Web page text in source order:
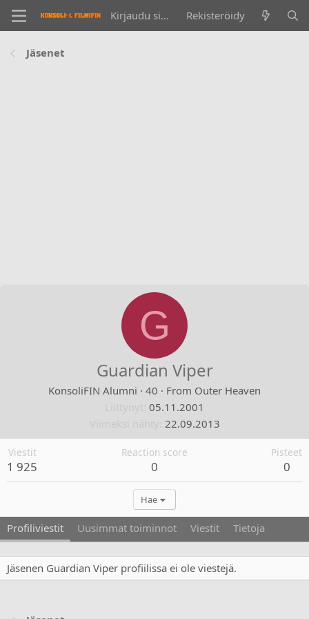
Kirjaudu sisään Rekisteröidy
Jäsenet
G
Guardian Viper
KonsoliFIN Alumni · 40 · From Outer Heaven
05.11.2001
22.09.2013
Viestit
1 925
Reaction score
0
Pisteet
0
Hae
Profiliviestit Uusimmat toiminnot Viestit Tietoja
Jäsenen Guardian Viper profiilissa ei ole viestejä.